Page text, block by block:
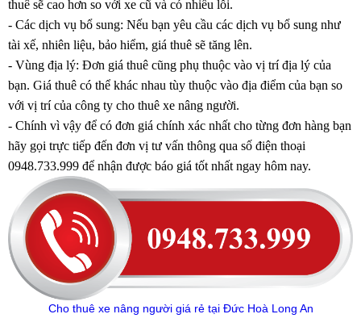
thuê sẽ cao hơn so với xe cũ và có nhiều lỗi.
- Các dịch vụ bổ sung: Nếu bạn yêu cầu các dịch vụ bổ sung như
tài xế, nhiên liệu, bảo hiểm, giá thuê sẽ tăng lên.
- Vùng địa lý: Đơn giá thuê cũng phụ thuộc vào vị trí địa lý của
bạn. Giá thuê có thể khác nhau tùy thuộc vào địa điểm của bạn so
với vị trí của công ty cho thuê xe nâng người.
- Chính vì vậy để có đơn giá chính xác nhất cho từng đơn hàng bạn
hãy gọi trực tiếp đến đơn vị tư vấn thông qua số điện thoại
0948.733.999 để nhận được báo giá tốt nhất ngay hôm nay.
Cho thuê xe nâng người giá rẻ tại Đức Hoà Long An